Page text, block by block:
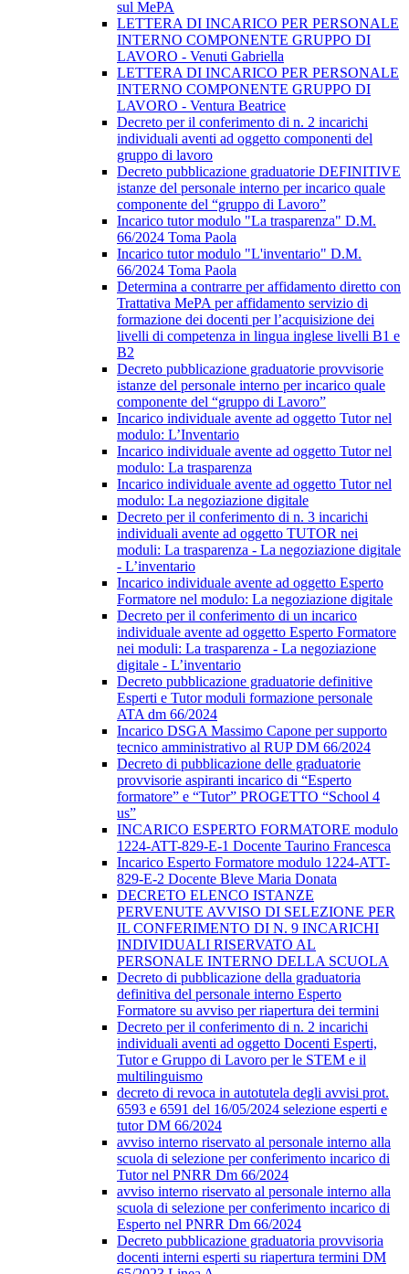
sul MePA
LETTERA DI INCARICO PER PERSONALE
INTERNO COMPONENTE GRUPPO DI
LAVORO - Venuti Gabriella
LETTERA DI INCARICO PER PERSONALE
INTERNO COMPONENTE GRUPPO DI
LAVORO - Ventura Beatrice
Decreto per il conferimento di n. 2 incarichi
individuali aventi ad oggetto componenti del
gruppo di lavoro
Decreto pubblicazione graduatorie DEFINITIVE
istanze del personale interno per incarico quale
componente del “gruppo di Lavoro”
Incarico tutor modulo "La trasparenza" D.M.
66/2024 Toma Paola
Incarico tutor modulo "L'inventario" D.M.
66/2024 Toma Paola
Determina a contrarre per affidamento diretto con
Trattativa MePA per affidamento servizio di
formazione dei docenti per l’acquisizione dei
livelli di competenza in lingua inglese livelli B1 e
B2
Decreto pubblicazione graduatorie provvisorie
istanze del personale interno per incarico quale
componente del “gruppo di Lavoro”
Incarico individuale avente ad oggetto Tutor nel
modulo: L’Inventario
Incarico individuale avente ad oggetto Tutor nel
modulo: La trasparenza
Incarico individuale avente ad oggetto Tutor nel
modulo: La negoziazione digitale
Decreto per il conferimento di n. 3 incarichi
individuali avente ad oggetto TUTOR nei
moduli: La trasparenza - La negoziazione digitale
- L’inventario
Incarico individuale avente ad oggetto Esperto
Formatore nel modulo: La negoziazione digitale
Decreto per il conferimento di un incarico
individuale avente ad oggetto Esperto Formatore
nei moduli: La trasparenza - La negoziazione
digitale - L’inventario
Decreto pubblicazione graduatorie definitive
Esperti e Tutor moduli formazione personale
ATA dm 66/2024
Incarico DSGA Massimo Capone per supporto
tecnico amministrativo al RUP DM 66/2024
Decreto di pubblicazione delle graduatorie
provvisorie aspiranti incarico di “Esperto
formatore” e “Tutor” PROGETTO “School 4
us”
INCARICO ESPERTO FORMATORE modulo
1224-ATT-829-E-1 Docente Taurino Francesca
Incarico Esperto Formatore modulo 1224-ATT-
829-E-2 Docente Bleve Maria Donata
DECRETO ELENCO ISTANZE
PERVENUTE AVVISO DI SELEZIONE PER
IL CONFERIMENTO DI N. 9 INCARICHI
INDIVIDUALI RISERVATO AL
PERSONALE INTERNO DELLA SCUOLA
Decreto di pubblicazione della graduatoria
definitiva del personale interno Esperto
Formatore su avviso per riapertura dei termini
Decreto per il conferimento di n. 2 incarichi
individuali aventi ad oggetto Docenti Esperti,
Tutor e Gruppo di Lavoro per le STEM e il
multilinguismo
decreto di revoca in autotutela degli avvisi prot.
6593 e 6591 del 16/05/2024 selezione esperti e
tutor DM 66/2024
avviso interno riservato al personale interno alla
scuola di selezione per conferimento incarico di
Tutor nel PNRR Dm 66/2024
avviso interno riservato al personale interno alla
scuola di selezione per conferimento incarico di
Esperto nel PNRR Dm 66/2024
Decreto pubblicazione graduatoria provvisoria
docenti interni esperti su riapertura termini DM